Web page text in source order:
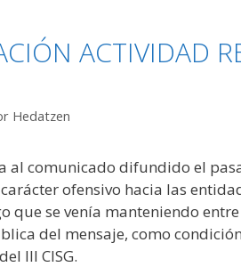
ACTIVIDAD
Hedatzen
al comunicado difundido el
carácter ofensivo hacia las
que se venía manteniendo
del mensaje, como
III CISG.